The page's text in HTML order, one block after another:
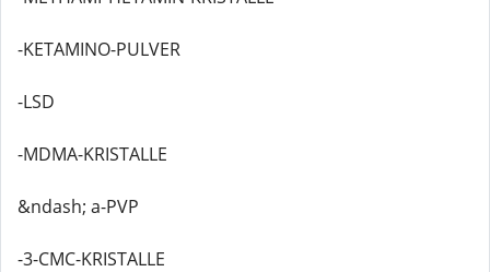
-KETAMINO-PULVER
-LSD
-MDMA-KRISTALLE
&ndash; a-PVP
-3-CMC-KRISTALLE